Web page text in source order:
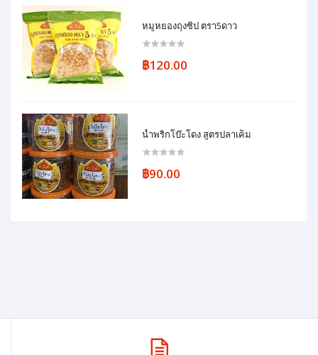
หมูหยองถุงซิป ตรา5ดาว
฿120.00
น้ำพริกโบ๊ะโดง สูตรปลาเค็ม
฿90.00